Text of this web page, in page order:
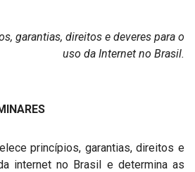
garantias, direitos e deveres para o
uso da Internet no Brasil.
princípios, garantias, direitos e
internet no Brasil e determina as